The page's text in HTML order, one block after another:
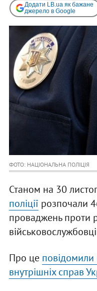
Додати LB.ua як бажане
джерело в Google
ФОТО: НАЦІОНАЛЬНА ПОЛІЦІЯ
Станом на 30
поліції розпочали
проваджень проти
Про це повідомили
внутрішніх справ